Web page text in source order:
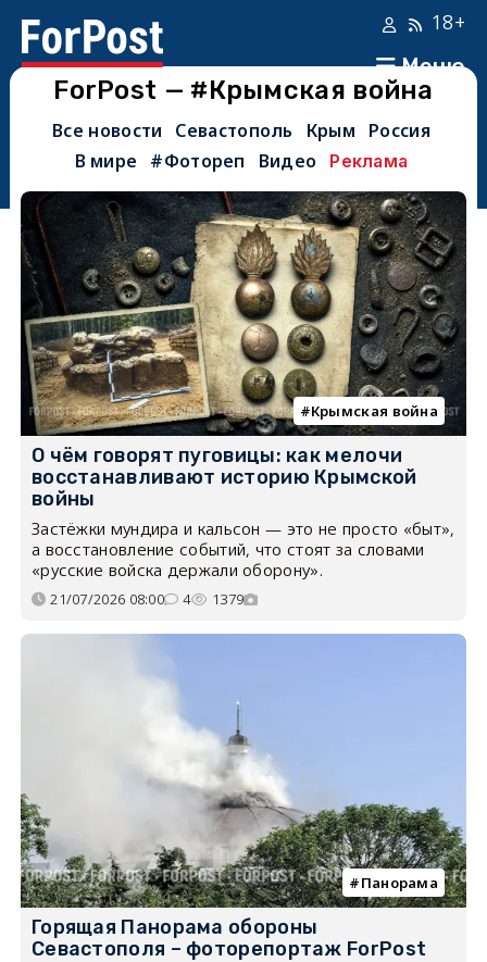
Меню
18+
ForPost — #Крымская война
Все новости Севастополь Крым
Россия
В мире
#Фотореп Видео Реклама
Крымская война
О чём говорят пуговицы: как мелочи
восстанавливают историю Крымской
войны
Застёжки мундира и кальсон — это не просто «быт»,
а восстановление событий, что стоят за словами
«русские войска держали оборону».
21/07/2026 08:00 4 1379
Панорама
Горящая Панорама обороны
Севастополя – фоторепортаж ForPost